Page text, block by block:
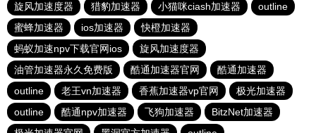
旋风加速度器
猎豹加速器 小猫咪ciash加速器
outline
蜜蜂加速器
ios加速器
快橙加速器
蚂蚁加速npv下载官网ios
旋风加速度器
油管加速器永久免费版
酷通加速器官网
酷通加速器
outline
老王vn加速器 香蕉加速器vp官网
极光加速器
outline
酷通npv加速器 飞狗加速器
BitzNet加速器